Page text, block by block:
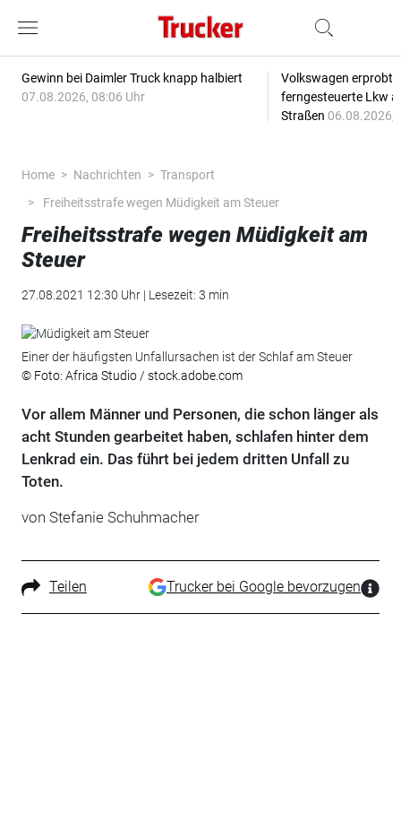
Gewinn bei Daimler Truck knapp halbiert
07.08.2026, 08:06 Uhr
Volkswagen erprobt
ferngesteuerte Lkw
Straßen 06.08.2026,
Home Nachrichten
Transport
Freiheitsstrafe wegen Müdigkeit am Steuer
Freiheitsstrafe wegen Müdigkeit am
Steuer
27.08.2021 12:30 Uhr | Lesezeit: 3 min
Einer der häufigsten Unfallursachen ist der Schlaf am Steuer
© Foto: Africa Studio / stock.adobe.com
Vor allem Männer und Personen, die schon länger als
acht Stunden gearbeitet haben, schlafen hinter dem
Lenkrad ein. Das führt bei jedem dritten Unfall zu
Toten.
von Stefanie Schuhmacher
Teilen Trucker bei Google bevorzugen